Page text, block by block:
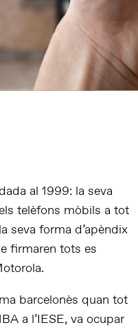
al 1999: la seva
telèfons mòbils a tot
seva forma d’apèndix
firmaren tots es
barcelonès quan tot
a l’IESE, va ocupar